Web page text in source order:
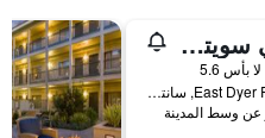
إمباسي سويتس باي هيلتون سانتا آنا أورانج كاونتي أيربورت
لا بأس 5.6
1325 East Dyer Road, سانتا انا, CA, الولايات المتحدة الأميريكية